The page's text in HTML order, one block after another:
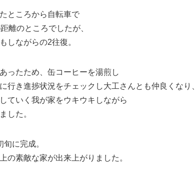
ところから自転車で
離のところでしたが、
しながらの2往復。
ったため、缶コーヒーを湯煎し
行き進捗状況をチェックし大工さんとも仲良くなり、
ていく我が家をウキウキしながら
した。
に完成。
の素敵な家が出来上がりました。